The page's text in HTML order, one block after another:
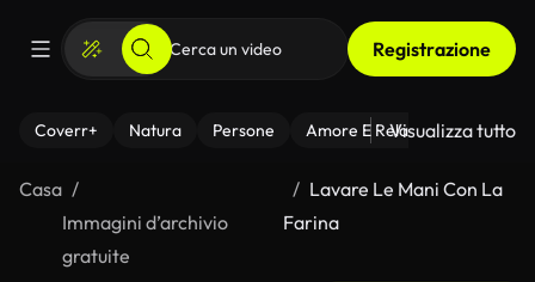
Registrazione
Coverr+ Natura Persone Amore E Relazioni Il
Visualizza tutto
Casa
Immagini d’archivio
gratuite
Lavare Le Mani Con La
Farina